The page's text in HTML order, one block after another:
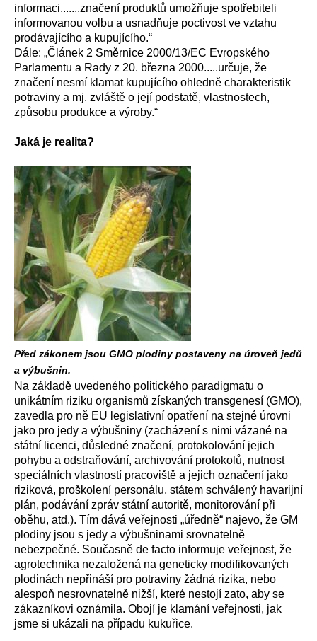
informaci.......značení produktů umožňuje spotřebiteli
informovanou volbu a usnadňuje poctivost ve vztahu
prodávajícího a kupujícího.“
Dále: „Článek 2 Směrnice 2000/13/EC Evropského
Parlamentu a Rady z 20. března 2000.....určuje, že
značení nesmí klamat kupujícího ohledně charakteristik
potraviny a mj. zvláště o její podstatě, vlastnostech,
způsobu produkce a výroby.“
Jaká je realita?
Před zákonem jsou GMO plodiny postaveny na úroveň jedů
a výbušnin.
Na základě uvedeného politického paradigmatu o
unikátním riziku organismů získaných transgenesí (GMO),
zavedla pro ně EU legislativní opatření na stejné úrovni
jako pro jedy a výbušniny (zacházení s nimi vázané na
státní licenci, důsledné značení, protokolování jejich
pohybu a odstraňování, archivování protokolů, nutnost
speciálních vlastností pracoviště a jejich označení jako
riziková, proškolení personálu, státem schválený havarijní
plán, podávání zpráv státní autoritě, monitorování při
oběhu, atd.). Tím dává veřejnosti „úředně“ najevo, že GM
plodiny jsou s jedy a výbušninami srovnatelně
nebezpečné. Současně de facto informuje veřejnost, že
agrotechnika nezaložená na geneticky modifikovaných
plodinách nepřináší pro potraviny žádná rizika, nebo
alespoň nesrovnatelně nižší, které nestojí zato, aby se
zákazníkovi oznámila. Obojí je klamání veřejnosti, jak
jsme si ukázali na případu kukuřice.